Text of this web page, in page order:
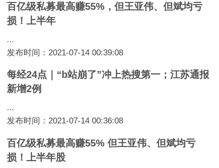
百亿级私募最高赚55%，但王亚伟、但斌均亏
损！上半年
...
发布时间：2021-07-14 00:39:08
每经24点｜“b站崩了”冲上热搜第一；江苏通报
新增2例
...
发布时间：2021-07-14 00:36:08
百亿级私募最高赚55% 但王亚伟、但斌均亏
损！上半年股